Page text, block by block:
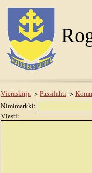
Vieraskirja-> Passilahti ->
Nimimerkki:
Viesti: